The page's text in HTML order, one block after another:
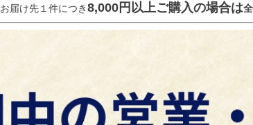
お届け先１件につき8,000円以上ご購入の場合は